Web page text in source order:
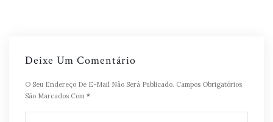
Deixe Um Comentário
O Seu Endereço De E-Mail Não Será Publicado. Campos Obrigatórios
São Marcados Com *